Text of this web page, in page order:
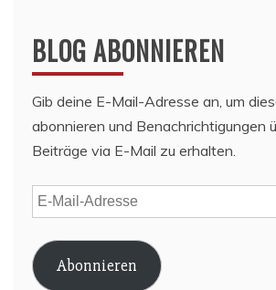
BLOG ABONNIEREN
Gib deine E-Mail-Adresse an, um
abonnieren und Benachrichtigungen
Beiträge via E-Mail zu erhalten.
E-
Mail-
Adresse
Abonnieren